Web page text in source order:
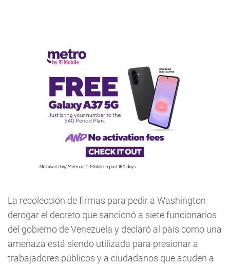
La recolección de firmas para pedir a Washington
derogar el decreto que sancionó a siete funcionarios
del gobierno de Venezuela y declaró al país como una
amenaza está siendo utilizada para presionar a
trabajadores públicos y a ciudadanos que acuden a